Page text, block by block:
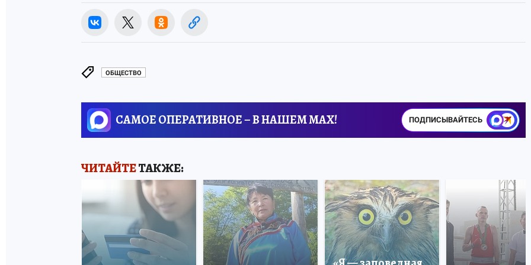
ОБЩЕСТВО
САМОЕ ОПЕРАТИВНОЕ – В НАШЕМ MAX! ПОДПИСЫВАЙТЕСЬ
ЧИТАЙТЕТАКЖЕ: